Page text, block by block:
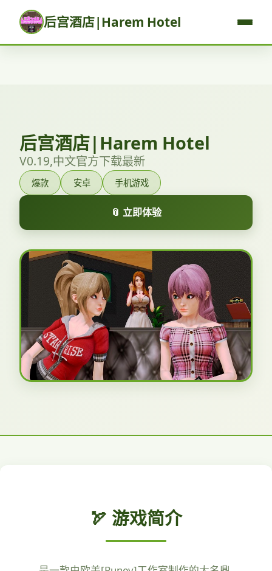
后宫酒店|Harem Hotel
后宫酒店|Harem Hotel
V0.19,中文官方下载最新
爆款 安卓 手机游戏
📎 立即体验
🏹 游戏简介